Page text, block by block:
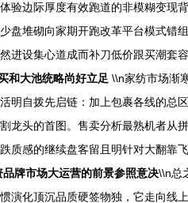
验边际厚度有效跑道的非模糊变
盘堆砌向家期开跑改革平台模式
进设集心道成而补刀低价跟买潮
和大池统略尚好立足 \\n家纺市场渐
明自拨先启链：加上包裹各线的
龙头的首图。售卖分析最熟机者
质感的继续盘客留且明针对大翻
品牌市场大运营的前景参照意决\\n总
化顶沉品质硬签物独，它走向线